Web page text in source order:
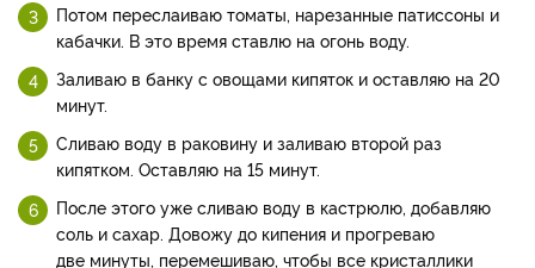
Потом переслаиваю томаты, нарезанные патиссоны и
кабачки. В это время ставлю на огонь воду.
Заливаю в банку с овощами кипяток и оставляю на 20
минут.
Сливаю воду в раковину и заливаю второй раз
кипятком. Оставляю на 15 минут.
После этого уже сливаю воду в кастрюлю, добавляю
соль и сахар. Довожу до кипения и прогреваю
две минуты, перемешиваю, чтобы все кристаллики